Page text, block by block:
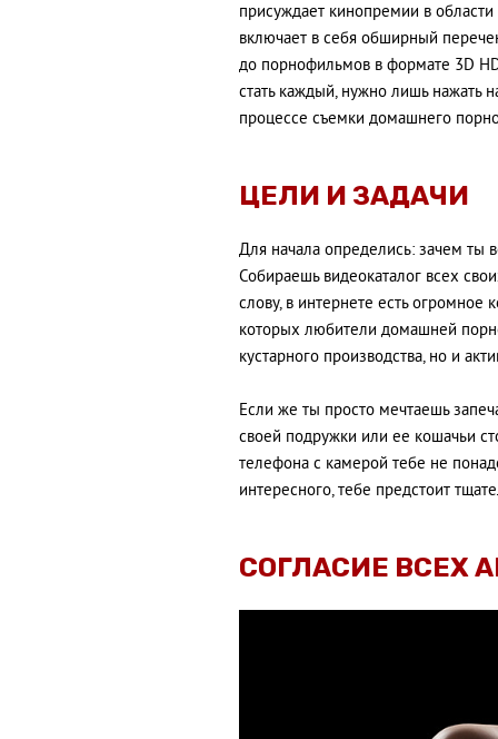
присуждает кинопремии в
включает в себя обширный
до порнофильмов в формате 3D
стать каждый, нужно лишь нажать
процессе съемки домашнего
ЦЕЛИ И ЗАДАЧИ
Для начала определись: зачем
Собираешь видеокаталог всех
слову, в интернете есть огромное
которых любители домашней
кустарного производства, но и
Если же ты просто мечтаешь
своей подружки или ее кошачьи
телефона с камерой тебе не
интересного, тебе предстоит
СОГЛАСИЕ ВСЕХ